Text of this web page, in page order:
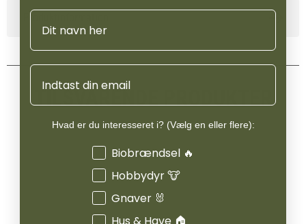
Produktinformation
TILSVARENDE PRODUKTER
Navn
Email
Hvad er du interesseret i? (Vælg en eller flere):
Interesser
Biobrændsel 🔥
Hobbydyr 🐮
Gnaver 🐰